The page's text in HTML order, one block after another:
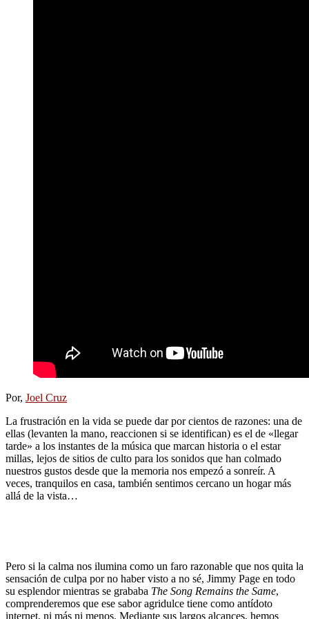
Por, Joel Cruz
La frustración en la vida se puede dar por cientos de razones: una de
ellas (levanten la mano, reaccionen si se identifican) es el de «llegar
tarde» a los instantes de la música que marcan historia o el estar
millas, lejos de sitios de culto para los sonidos que han colmado
nuestros gustos desde que la memoria nos empezó a sonreír. A
veces, tranquilos en casa, también sentimos cercano un hogar más
allá de la vista…
Pero si la calma nos ilumina como un faro razonable que nos quita la
sensación de culpa por no haber visto a no sé, Jimmy Page en todo
su esplendor mientras se grababa The Song Remains the Same,
comprenderemos que ese sabor agridulce tiene como antídoto
internet, ni más ni menos. Mediante sus largos alcances, hemos